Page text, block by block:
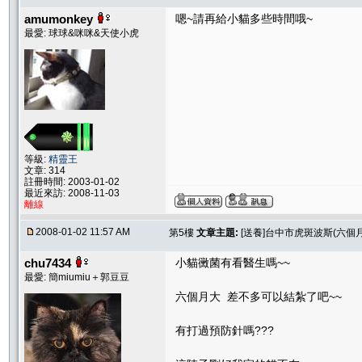
amumonkey
最愛: 球球&咪咪&天使小虎
等級: 精靈王
文章: 314
註冊時間: 2003-01-02
最近來訪: 2008-11-03
離線
嗯~請再給小貓多些時間哦~
2008-01-02 11:57 AM 第5樓 文章主題: [送養]台中市虎斑波斯(六個
chu7434
最愛: 簡miumiu＋郭豆豆
小貓黴菌有看醫生嗎~~
六個月大 差不多可以結紮了吧~~
有打過預防針嗎???